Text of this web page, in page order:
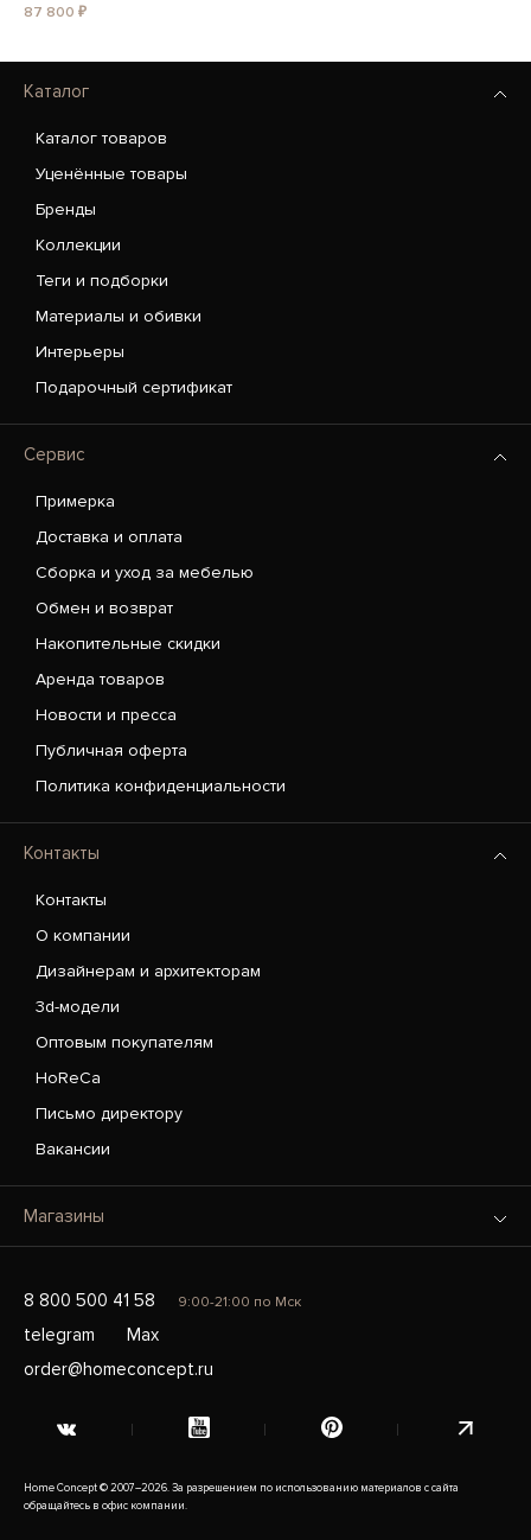
87 800 ₽
Каталог
Каталог товаров
Уценённые товары
Бренды
Коллекции
Теги и подборки
Материалы и обивки
Интерьеры
Подарочный сертификат
Сервис
Примерка
Доставка и оплата
Сборка и уход за мебелью
Обмен и возврат
Накопительные скидки
Аренда товаров
Новости и пресса
Публичная оферта
Политика конфиденциальности
Контакты
Контакты
О компании
Дизайнерам и архитекторам
3d-модели
Оптовым покупателям
HoReCa
Письмо директору
Вакансии
Магазины
8 800 500 41 58 9:00-21:00 по Мск
telegram
Max
order@homeconcept.ru
Home Concept © 2007–2026. За разрешением по использованию материалов с сайта
обращайтесь в офис компании.